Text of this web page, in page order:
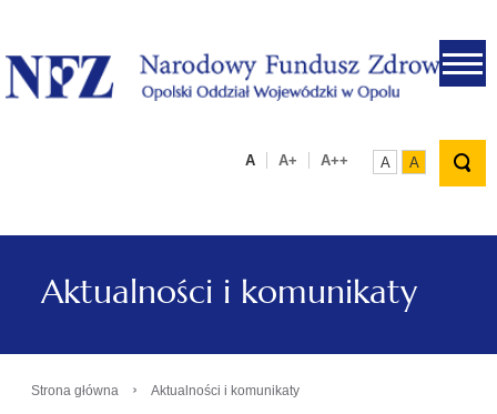
.
A A+ A++ A A
Aktualności i komunikaty
Strona główna › Aktualności i komunikaty